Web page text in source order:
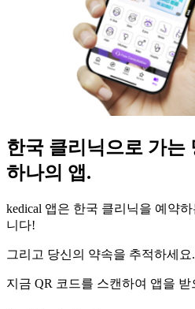
한국 클리닉으로 가는
하나의 앱.
kedical 앱은 한국 클리닉을 예약
니다!
그리고 당신의 약속을 추적하세요.
지금 QR 코드를 스캔하여 앱을 받